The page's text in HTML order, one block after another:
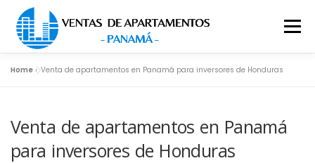
Saltar al contenido
Menú
APARTAMENTO EN LA CIUDAD
Home »Venta de apartamentos en Panamá para inversores de Honduras
Venta de apartamentos en Panamá
para inversores de Honduras